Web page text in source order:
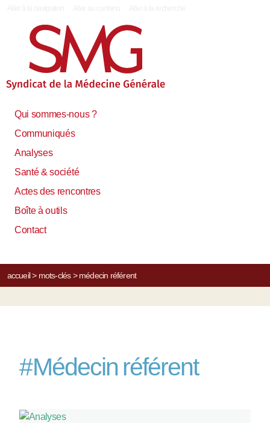
Qui sommes-nous ?
Communiqués
Analyses
Santé & société
Actes des rencontres
Boîte à outils
Contact
accueil> mots-clés> médecin référent
#Médecin référent